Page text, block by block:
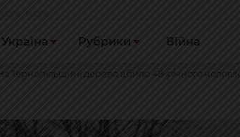
Рубрики Війна
На Тернопільщині дерево вбило 48-річного